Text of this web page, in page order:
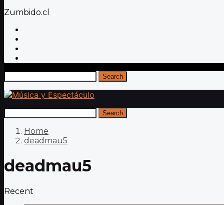
Zumbido.cl
Search
Search
Home
deadmau5
deadmau5
Recent